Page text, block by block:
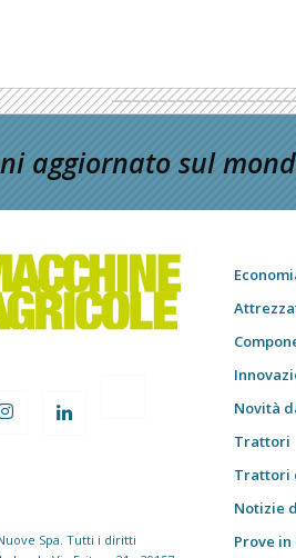
aggiornato sul
Spa. Tutti i diritti
Novità
Trattori
Trattori
Notizie
Prove in